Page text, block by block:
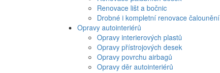
Renovace lišt a bočnic
Drobné i kompletní renovace čalounění
Opravy autointeriérů
Opravy interierových plastů
Opravy přístrojových desek
Opravy povrchu airbagů
Opravy děr autointeriérů